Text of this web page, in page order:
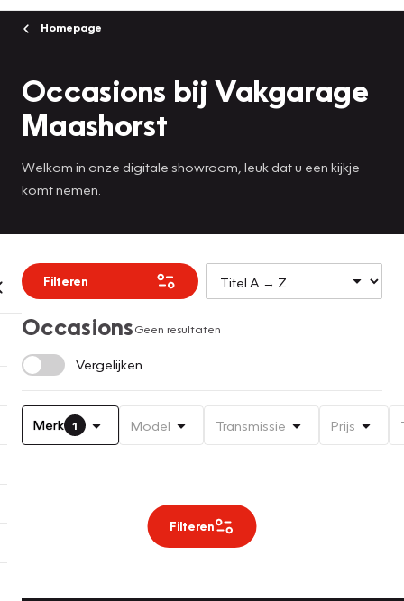
Homepage
Occasions bij Vakgarage
Maashorst
Welkom in onze digitale showroom, leuk dat u een kijkje
komt nemen.
Filteren
OccasionsGeen resultaten
Vergelijken
Merk 1 Model Transmissie Prijs
Filteren